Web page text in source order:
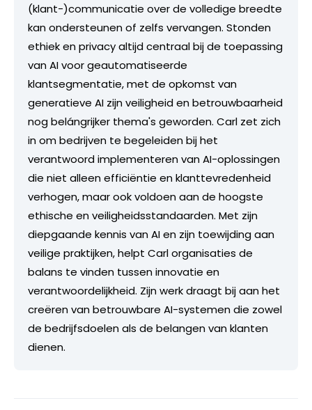
(klant-)communicatie over de volledige breedte
kan ondersteunen of zelfs vervangen. Stonden
ethiek en privacy altijd centraal bij de toepassing
van AI voor geautomatiseerde
klantsegmentatie, met de opkomst van
generatieve AI zijn veiligheid en betrouwbaarheid
nog belángrijker thema's geworden. Carl zet zich
in om bedrijven te begeleiden bij het
verantwoord implementeren van AI-oplossingen
die niet alleen efficiëntie en klanttevredenheid
verhogen, maar ook voldoen aan de hoogste
ethische en veiligheidsstandaarden. Met zijn
diepgaande kennis van AI en zijn toewijding aan
veilige praktijken, helpt Carl organisaties de
balans te vinden tussen innovatie en
verantwoordelijkheid. Zijn werk draagt bij aan het
creëren van betrouwbare AI-systemen die zowel
de bedrijfsdoelen als de belangen van klanten
dienen.